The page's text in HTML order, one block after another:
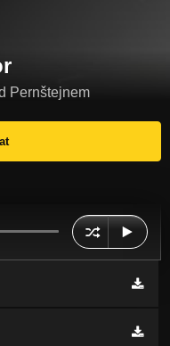
Pernštejnem